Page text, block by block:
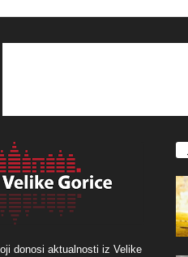
donosi aktualnosti iz Velike